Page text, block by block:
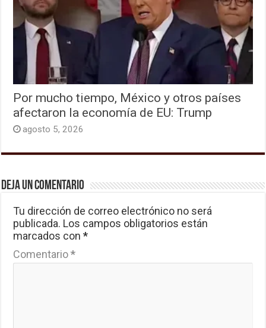
Por mucho tiempo, México y otros países
afectaron la economía de EU: Trump
agosto 5, 2026
Deja un comentario
Tu dirección de correo electrónico no será
publicada. Los campos obligatorios están
marcados con*
Comentario*